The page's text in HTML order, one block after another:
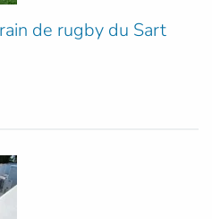
de rugby du Sart